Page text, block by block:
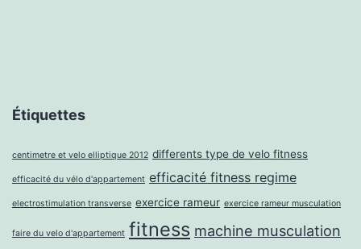
Étiquettes
centimetre et velo elliptique 2012 differents type de velo fitness
efficacité du vélo d'appartement efficacité fitness regime
electrostimulation transverse exercice rameur exercice rameur musculation
faire du velo d'appartement fitness machine musculation